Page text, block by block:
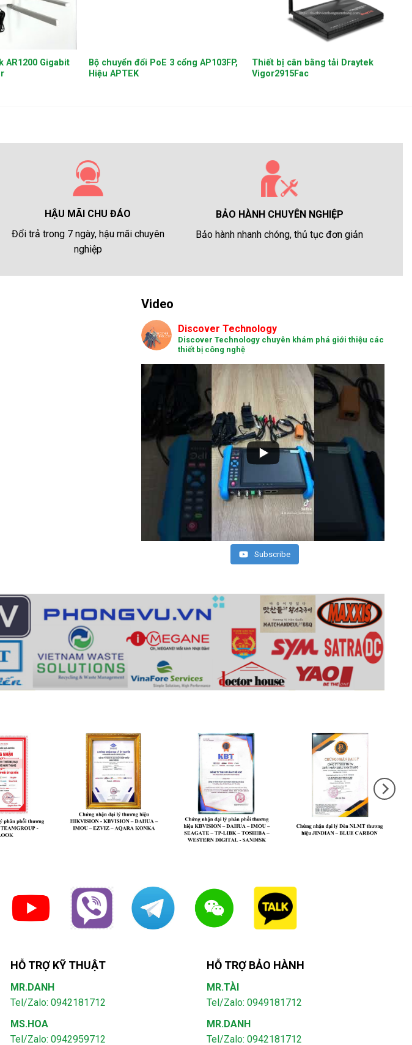
AR1200 Gigabit
Bộ chuyển đổi PoE 3 cổng AP103FP,
Hiệu APTEK
Thiết bị cân bằng tải Draytek
Vigor2915Fac
HẬU MÃI CHU ĐÁO
Đổi trả trong 7 ngày, hậu mãi chuyên
nghiệp
BẢO HÀNH CHUYÊN NGHIỆP
Bảo hành nhanh chóng, thủ tục đơn giản
Video
Discover Technology
Discover Technology chuyên khám phá giới thiệu các
thiết bị công nghệ
Subscribe
HỖ TRỢ KỸ THUẬT
MR.DANH
Tel/Zalo: 0942181712
MS.HOA
Tel/Zalo: 0942959712
HỖ TRỢ BẢO HÀNH
MR.TÀI
Tel/Zalo: 0949181712
MR.DANH
Tel/Zalo: 0942181712